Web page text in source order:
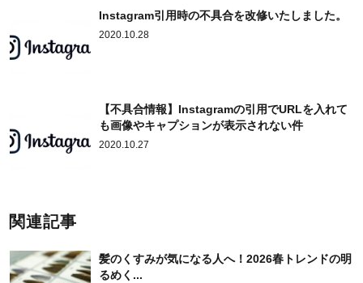
Instagram引用時の不具合を改修いたしました。
2020.10.28
【不具合情報】Instagramの引用でURLを入れて
も画像やキャプションが表示されない件
2020.10.27
関連記事
髪のくすみが気になる人へ！2026春トレンドの明
るめく...